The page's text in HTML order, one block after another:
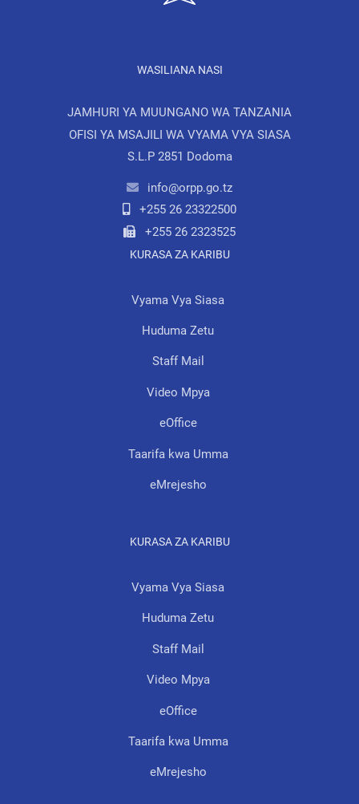
WASILIANA NASI
JAMHURI YA MUUNGANO WA TANZANIA
OFISI YA MSAJILI WA VYAMA VYA SIASA
S.L.P 2851 Dodoma
info@orpp.go.tz
+255 26 23322500
+255 26 2323525
KURASA ZA KARIBU
Vyama Vya Siasa
Huduma Zetu
Staff Mail
Video Mpya
eOffice
Taarifa kwa Umma
eMrejesho
KURASA ZA KARIBU
Vyama Vya Siasa
Huduma Zetu
Staff Mail
Video Mpya
eOffice
Taarifa kwa Umma
eMrejesho